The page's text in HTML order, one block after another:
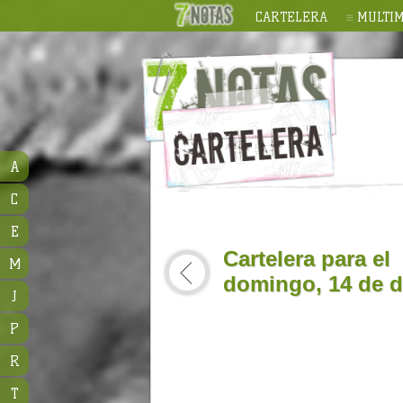
CARTELERA
Cartelera para el
domingo, 14 de
A
C
E
M
J
P
R
T